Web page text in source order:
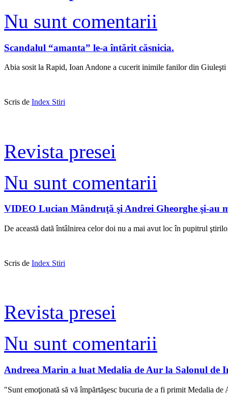
Nu sunt comentarii
Scandalul “amanta” le-a întărit căsnicia.
Abia sosit la Rapid, Ioan Andone a cucerit inimile fanilor din
Scris de Index Stiri
Revista presei
Nu sunt comentarii
VIDEO Lucian Mândruţă şi Andrei Gheorghe şi-au
De această dată întâlnirea celor doi nu a mai avut loc în pupitrul
Scris de Index Stiri
Revista presei
Nu sunt comentarii
Andreea Marin a luat Medalia de Aur la Salonul de
"Sunt emoţionată să vă împărtăşesc bucuria de a fi primit Medalia